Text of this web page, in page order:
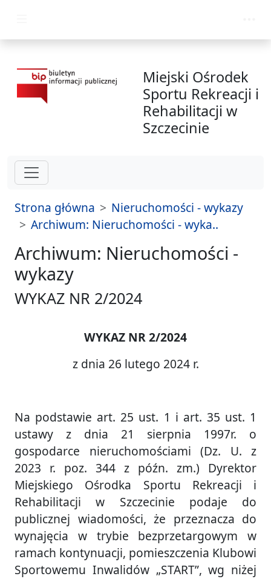
Miejski Ośrodek
Sportu Rekreacji i
Rehabilitacji w
Szczecinie
Strona główna
Nieruchomości - wykazy
Archiwum: Nieruchomości - wyka..
Archiwum: Nieruchomości -
wykazy
WYKAZ NR 2/2024
WYKAZ NR 2/2024
z dnia 26 lutego 2024 r.
Na podstawie art. 25 ust. 1 i art. 35 ust. 1
ustawy z dnia 21 sierpnia 1997r. o
gospodarce nieruchomościami (Dz. U. z
2023 r. poz. 344 z późn. zm.) Dyrektor
Miejskiego Ośrodka Sportu Rekreacji i
Rehabilitacji w Szczecinie podaje do
publicznej wiadomości, że przeznacza do
wynajęcia w trybie bezprzetargowym w
ramach kontynuacji, pomieszczenia Klubowi
Sportowemu Inwalidów „START”, wg niżej